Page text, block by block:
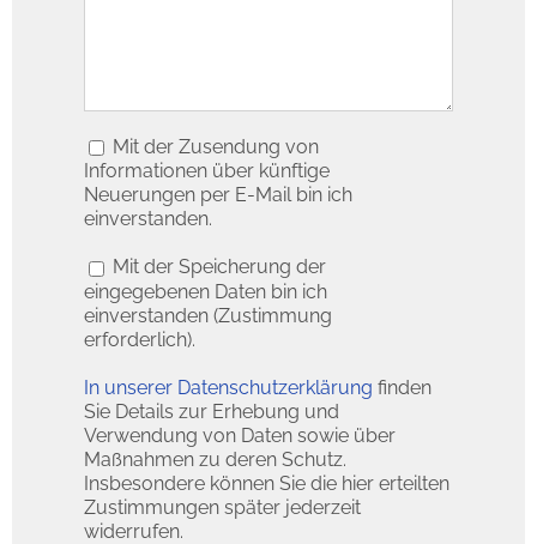
Mit der Zusendung von
Informationen über künftige
Neuerungen per E-Mail bin ich
einverstanden.
Mit der Speicherung der
eingegebenen Daten bin ich
einverstanden (Zustimmung
erforderlich).
In unserer Datenschutzerklärung finden
Sie Details zur Erhebung und
Verwendung von Daten sowie über
Maßnahmen zu deren Schutz.
Insbesondere können Sie die hier erteilten
Zustimmungen später jederzeit
widerrufen.